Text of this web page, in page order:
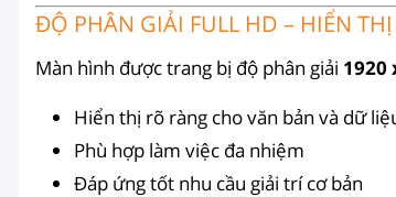
ĐỘ PHÂN GIẢI FULL HD – HIỂN THỊ
Màn hình được trang bị độ phân giải 1920
Hiển thị rõ ràng cho văn bản và dữ
Phù hợp làm việc đa nhiệm
Đáp ứng tốt nhu cầu giải trí cơ bản